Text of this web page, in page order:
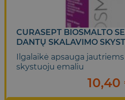
CURASEPT BIOSMALTO
DANTŲ SKALAVIMO
Ilgalaikė apsauga
skystuoju emaliu
10,40